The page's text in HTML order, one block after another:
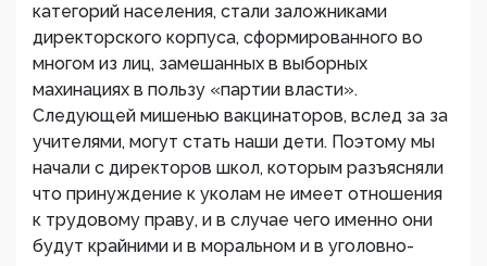
категорий населения, стали заложниками
директорского корпуса, сформированного во
многом из лиц, замешанных в выборных
махинациях в пользу «партии власти».
Следующей мишенью вакцинаторов, вслед за за
учителями, могут стать наши дети. Поэтому мы
начали с директоров школ, которым разъясняли
что принуждение к уколам не имеет отношения
к трудовому праву, и в случае чего именно они
будут крайними и в моральном и в уголовно-